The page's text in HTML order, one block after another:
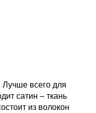
всего для
сатин – ткань
из волокон